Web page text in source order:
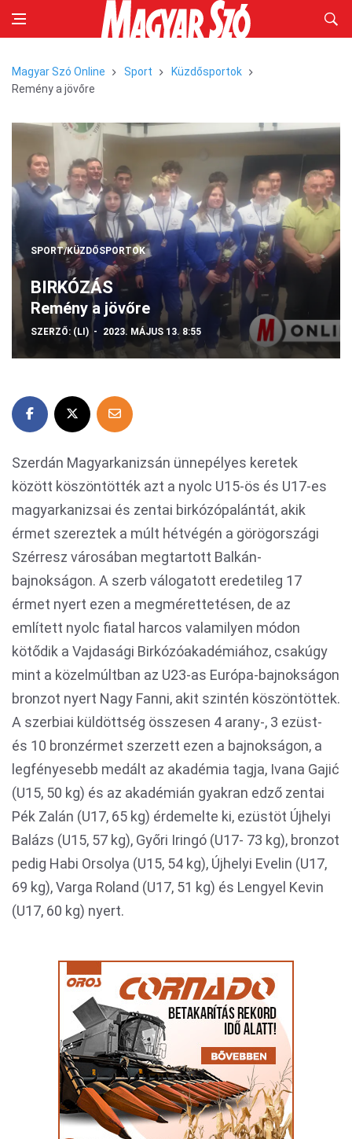
Magyar Szó Online Sport
Küzdősportok
Remény a jövőre
SPORT/KÜZDŐSPORTOK
BIRKÓZÁS
Remény a jövőre
SZERZŐ: (LI) 2023. MÁJUS 13. 8:55
Szerdán Magyarkanizsán ünnepélyes keretek
között köszöntötték azt a nyolc U15-ös és U17-es
magyarkanizsai és zentai birkózópalántát, akik
érmet szereztek a múlt hétvégén a görögországi
Szérresz városában megtartott Balkán-
bajnokságon. A szerb válogatott eredetileg 17
érmet nyert ezen a megmérettetésen, de az
említett nyolc fiatal harcos valamilyen módon
kötődik a Vajdasági Birkózóakadémiához, csakúgy
mint a közelmúltban az U23-as Európa-bajnokságon
bronzot nyert Nagy Fanni, akit szintén köszöntöttek.
A szerbiai küldöttség összesen 4 arany-, 3 ezüst-
és 10 bronzérmet szerzett ezen a bajnokságon, a
legfényesebb medált az akadémia tagja, Ivana Gajić
(U15, 50 kg) és az akadémián gyakran edző zentai
Pék Zalán (U17, 65 kg) érdemelte ki, ezüstöt Újhelyi
Balázs (U15, 57 kg), Győri Iringó (U17- 73 kg), bronzot
pedig Habi Orsolya (U15, 54 kg), Újhelyi Evelin (U17,
69 kg), Varga Roland (U17, 51 kg) és Lengyel Kevin
(U17, 60 kg) nyert.